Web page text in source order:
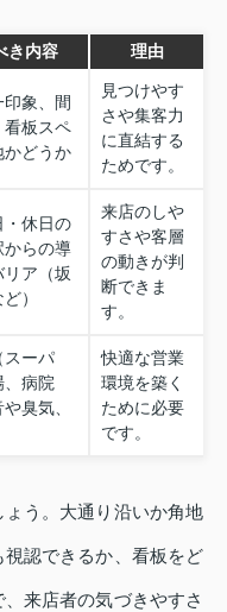
き内容 理由
象、間
看板スペ
かどうか
見つけやす
さや集客力
に直結する
ためです。
・休日の
からの導
ア（坂
）
来店のしや
すさや客層
の動きが判
断できま
す。
スーパ
、病院
臭気、
快適な営業
環境を築く
ために必要
です。
う。大通り沿いか角地
認できるか、看板をど
来店者の気づきやすさ